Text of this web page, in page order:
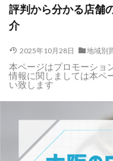
評判から分かる店舗
介
2025年10月28日 地域別
本ページはプロモーショ
情報に関しましては本ペ
い致します